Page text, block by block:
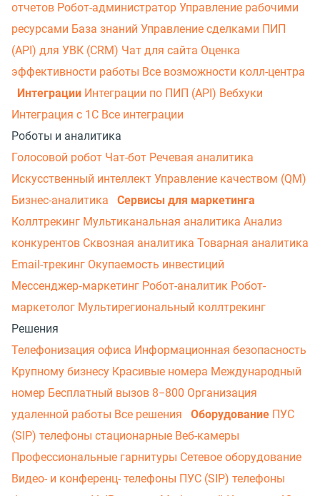
отчетов Робот-администратор Управление рабочими
ресурсами База знаний Управление сделками ПИП
(API) для УВК (CRM) Чат для сайта Оценка
эффективности работы Все возможности колл-центра
Интеграции Интеграции по ПИП (API) Вебхуки
Интеграция с 1С Все интеграции
Роботы и аналитика
Голосовой робот Чат-бот Речевая аналитика
Искусственный интеллект Управление качеством (QM)
Бизнес-аналитика
Сервисы для маркетинга
Коллтрекинг Мультиканальная аналитика Анализ
конкурентов Сквозная аналитика Товарная аналитика
Email-трекинг Окупаемость инвестиций
Мессенджер‑маркетинг Робот-аналитик Робот-
маркетолог Мультирегиональный коллтрекинг
Решения
Телефонизация офиса Информационная безопасность
Крупному бизнесу Красивые номера Международный
номер Бесплатный вызов 8−800 Организация
удаленной работы Все решения Оборудование ПУС
(SIP) телефоны стационарные Веб-камеры
Профессиональные гарнитуры Сетевое оборудование
Видео- и конференц- телефоны ПУС (SIP) телефоны